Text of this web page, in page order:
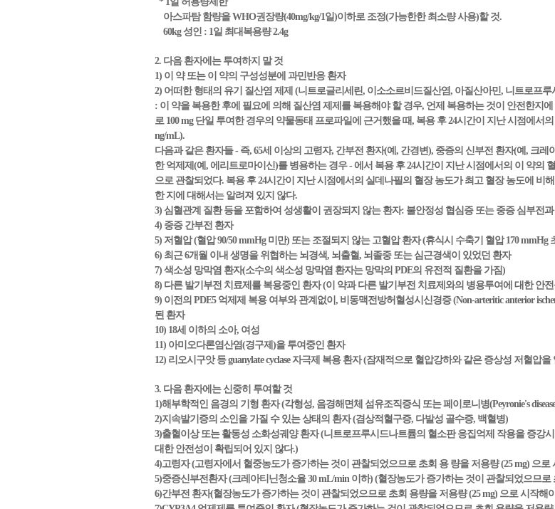
아스파탐 함량을 WHO권장량(40mg/kg/1일)이하로 조정(가능한한 최소량 사용)할 것.
60kg 성인 : 1일 최대복용량 2.4g
2. 다음 환자에는 투여하지 말 것
1) 이 약 또는 이 약의 구성성분에 과민반응 환자
2) 어떠한 형태의 유기 질산염 제제 (니트로글리세린, 이소소르비드질산염, 아질산아민, 니트로프
: 이 약을 복용한 후에 필요에 의해 질산염 제제를 복용해야 할 경우, 언제 복용하는 것이 안전한지
로 100 mg 단일 투여한 경우의 약물동태 프로파일에 근거했을 때, 복용 후 24시간이 지난 시점에서
ng/mL).
다음과 같은 환자들 - 즉, 65세 이상의 고령자, 간부전 환자(예, 간경변), 중증의 신부전 환자(예, 크
한 억제제(예, 에리트로마이신)를 병용하는 경우 - 에서 복용 후 24시간이 지난 시점에서의 이 약의
으로 관찰되었다. 복용 후 24시간이 지난 시점에서의 실데나필의 혈장 농도가 최고 혈장 농도에 비
한 지에 대해서는 알려져 있지 않다.
3) 심혈관계 질환 등을 포함하여 성생활이 권장되지 않는 환자: 불안정성 협심증 또는 중증 심부전
4) 중증 간부전 환자
5) 저혈압 (혈압 90/50 mmHg 미만) 또는 조절되지 않는 고혈압 환자 (휴식시 수축기 혈압 170 mmHg
6) 최근 6개월 이내 생명을 위협하는 뇌경색, 뇌출혈, 뇌졸중 또는 심근경색이 있었던 환자
7) 색소성 망막염 환자(소수의 색소성 망막염 환자는 망막의 PDE의 유전적 질환을 가짐)
8) 다른 발기부전 치료제를 복용중인 환자 (이 약과 다른 발기부전 치료제와의 병용투여에 대한 안
9) 이전의 PDE5 억제제 복용 여부와 관계없이, 비동맥전방허혈성시신경증 (Non-arteritic anterior
된 환자
10) 18세 이하의 소아, 여성
11) 아미오다론염산염(경구제)을 투여중인 환자
12) 리오시구앗 등 guanylate cyclase 자극제 복용 환자 (잠재적으로 혈압강하와 같은 증상성 저혈압
3. 다음 환자에는 신중히 투여할 것
1)해부학적인 음경의 기형 환자 (각형성, 음경해면체 섬유조직증식 또는 페이로니병(Peyronie's
2)지속발기증의 소인을 가질 수 있는 상태의 환자 (겸상적혈구증, 다발성 골수증, 백혈병)
3)출혈이상 또는 활동성 소화성궤양 환자 (니트로프루시드나트륨의 혈소판 응집억제 작용을 증강
대한 안전성이 확립되어 있지 않다.)
4)고령자 (고령자에서 혈중농도가 증가하는 것이 관찰되었으므로 초회 용 량을 저용량 (25 mg) 으로
5)중증신부전환자 (크레아티닌청소율 30 mL/min 이하) (혈장농도가 증가하는 것이 관찰되었으므로
6)간부전 환자(혈장농도가 증가하는 것이 관찰되었으므로 초회 용량을 저용량 (25 mg) 으로 시작해